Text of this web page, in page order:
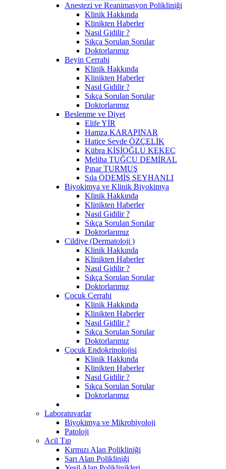
Anestezi ve Reanimasyon Polikliniği
Klinik Hakkında
Klinikten Haberler
Nasıl Gidilir ?
Sıkça Sorulan Sorular
Doktorlarımız
Beyin Cerrahi
Klinik Hakkında
Klinikten Haberler
Nasıl Gidilir ?
Sıkça Sorulan Sorular
Doktorlarımız
Beslenme ve Diyet
Elife YİR
Hamza KARAPINAR
Hatice Sevde ÖZÇELİK
Kübra KİŞİOĞLU KEKEÇ
Meliha TUĞCU DEMİRAL
Pınar TURMUŞ
Sıla ÖDEMİŞ SEYHANLI
Biyokimya ve Klinik Biyokimya
Klinik Hakkında
Klinikten Haberler
Nasıl Gidilir ?
Sıkça Sorulan Sorular
Doktorlarımız
Cildiye (Dermatoloji )
Klinik Hakkında
Klinikten Haberler
Nasıl Gidilir ?
Sıkça Sorulan Sorular
Doktorlarımız
Çocuk Cerrahi
Klinik Hakkında
Klinikten Haberler
Nasıl Gidilir ?
Sıkça Sorulan Sorular
Doktorlarımız
Çocuk Endokrinolojisi
Klinik Hakkında
Klinikten Haberler
Nasıl Gidilir ?
Sıkça Sorulan Sorular
Doktorlarımız
Laboratuvarlar
Biyokimya ve Mikrobiyoloji
Patoloji
Acil Tıp
Kırmızı Alan Polikliniği
Sarı Alan Polikliniği